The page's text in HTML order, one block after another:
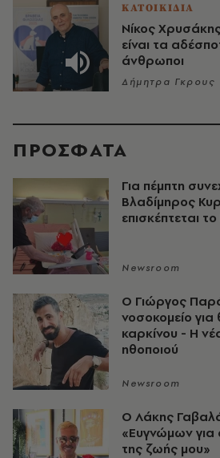
ΚΑΤΟΙΚΙΔΙΑ
Νίκος
είναι τα
άνθρωποι
Δήμητρα Γκρους
ΠΡΟΣΦΑΤΑ
Για πέμπτη
Βλαδίμηρος
επισκέπτεται
Newsroom
O Γιώργος
νοσοκομείο
καρκίνου - Η
ηθοποιού
Newsroom
O Λάκης
«Ευγνώμων
της ζωής μου»